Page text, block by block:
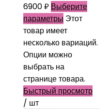
6900₽ Выберите
параметры Этот
товар имеет
несколько вариаций.
Опции можно
выбрать на
странице товара.
Быстрый просмотр
/ шт